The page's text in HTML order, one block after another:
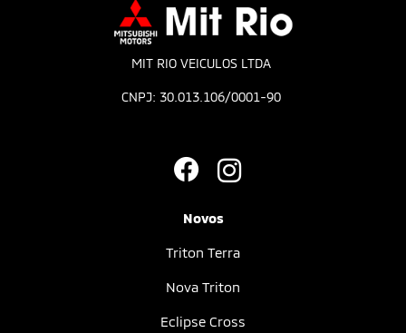
MIT RIO VEICULOS LTDA
CNPJ: 30.013.106/0001-90
Novos
Triton Terra
Nova Triton
Eclipse Cross